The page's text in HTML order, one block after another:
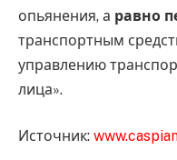
опьянения, а равно
транспортным
управлению
лица».
Источник: